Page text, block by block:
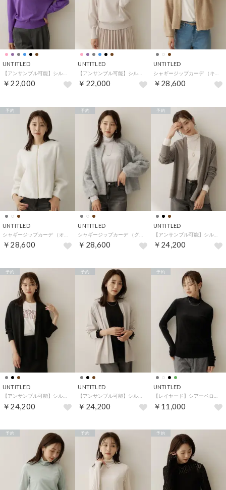
UNTITLED
￥22,000
UNTITLED
￥22,000
UNTITLED
￥28,600
UNTITLED
￥28,600
予約
UNTITLED
￥28,600
予約
UNTITLED
【アンサンブル可能】シルクウールカシミヤカーディガン （モカブラウン(042)）
￥24,200
予約
UNTITLED
￥24,200
予約
UNTITLED
￥24,200
予約
UNTITLED
￥11,000
予約
予約 予約 予約